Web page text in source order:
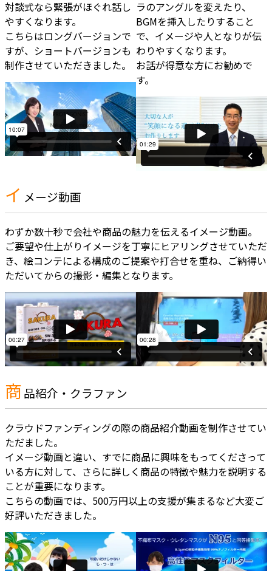
対談式なら緊張がほぐれ話し
やすくなります。
こちらはロングバージョンで
すが、ショートバージョンも
制作させていただきました。
ラのアングルを変えたり、
BGMを挿入したりすること
で、イメージや人となりが伝
わりやすくなります。
お話が得意な方にお勧めで
す。
イ メージ動画
わずか数十秒で会社や商品の魅力を伝えるイメージ動画。
ご要望や仕上がりイメージを丁寧にヒアリングさせていただ
き、絵コンテによる構成のご提案や打合せを重ね、ご納得い
ただいてからの撮影・編集となります。
商品紹介・クラファン
クラウドファンディングの際の商品紹介動画を制作させてい
ただました。
イメージ動画と違い、すでに商品に興味をもってくださって
いる方に対して、さらに詳しく商品の特徴や魅力を説明する
ことが重要になります。
こちらの動画では、500万円以上の支援が集まるなど大変ご
好評いただきました。